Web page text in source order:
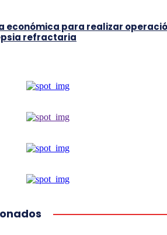
económica para realizar
refractaria